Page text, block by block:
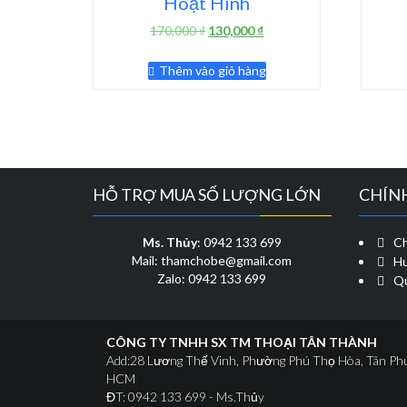
170,000₫ Giá
là:
170,000 ₫.
130,000₫Giá
tại
là:
Thêm vào giỏ hàng
HỖ TRỢ MUA SỐ LƯỢNG LỚN
Ms. Thủy: 0942 133 699
Mail: thamchobe@gmail.com
Zalo: 0942 133 699
CÔNG TY TNHH SX TM THOẠI TÂN THÀNH
Add:28 Lương Thế Vinh, Phường Phú Thọ Hòa, Tân
HCM
ĐT: 0942 133 699 - Ms.Thủy